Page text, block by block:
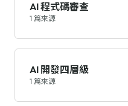
AI 程式碼審查
1 篇來源
AI 開發四層級
1 篇來源